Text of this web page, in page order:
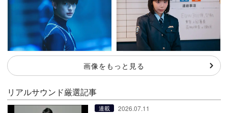
画像をもっと見る
リアルサウンド厳選記事
連載 2026.07.11